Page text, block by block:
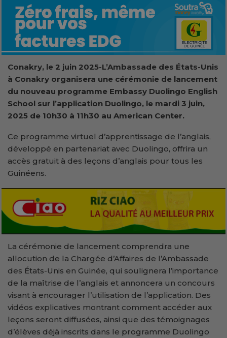
Conakry, le 2 juin 2025-L’Ambassade des États-Unis
à Conakry organisera une cérémonie de lancement
du nouveau programme Embassy Duolingo English
School sur l’application Duolingo, le mardi 3 juin,
2025 de 10h30 à 11h30 au American Center.
Ce programme virtuel d’apprentissage de l’anglais,
développé en partenariat avec Duolingo, offrira un
accès gratuit à des leçons d’anglais pour tous les
Guinéens.
La cérémonie de lancement comprendra une
allocution de la Chargée d’Affaires de l’Ambassade
des États-Unis en Guinée, qui soulignera l’importance
de la maîtrise de l’anglais et annoncera un concours
visant à encourager l’utilisation de l’application. Des
vidéos explicatives montrant comment accéder aux
leçons seront diffusées, ainsi que des témoignages
d’élèves déjà inscrits dans le programme Duolingo